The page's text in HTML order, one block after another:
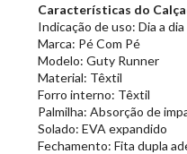
Características do
Indicação de uso: Dia a dia
Marca: Pé Com Pé
Modelo: Guty Runner
Material: Têxtil
Forro interno: Têxtil
Palmilha: Absorção de
Solado: EVA expandido
Fechamento: Fita dupla